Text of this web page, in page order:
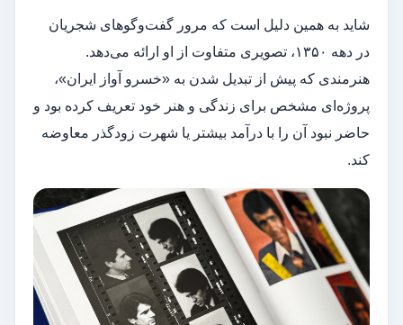
شاید به همین دلیل است که مرور گفت‌وگوهای شجریان
در دهه ۱۳۵۰، تصویری متفاوت از او ارائه می‌دهد.
هنرمندی که پیش از تبدیل شدن به «خسرو آواز ایران»،
پروژه‌ای مشخص برای زندگی و هنر خود تعریف کرده بود و
حاضر نبود آن را با درآمد بیشتر یا شهرت زودگذر معاوضه
کند.